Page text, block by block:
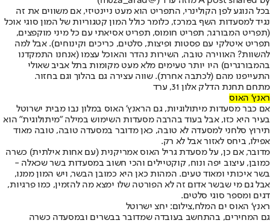
בכל הנוגע לפן הקולינרי, התפריט הוא מעט ניינטיזי, אם משווים את זה
נגיד למסעדות השף במרכז, כלומר כולל המון קטגוריות של המון סוגי אוכל
(תפריט המבורגר, תפריט חומוס, תפריט אסיאתי עם כל מיני מוקפצים,
תפריט איטלקי עם פסטות ופיצות, סלטים, כריכים וקינוחים). אבל למה
להשוות? האווירה טובה, השירות נהדר והאוכל עצמו (אנחנו התמקדנו
בהמבורגרים) היו יותר טעימים מלא מעט מקומות בתל אביב שאולי
התעייפנו מהם (לכתבה אחרת). שווה עצירה גם בהלוך וגם בחזור.
מתחם תחנת הדלק אלון 31, ערד
ראנץ' האוס
אם כבר מסעדות מיתולוגיות, גם הראנץ' האוס במלון נבו מבית ישרוטל
בעיר היא כזו, אבל בעוד בהרבה מסעדות השימוש במילה "מיתולוגית" הוא
תירוץ סלחני למסעדה לא טובה, כאן מדובר במסעדה טובה, טובה מאוד
אפילו, ביחס לאזור אבל לא רק.
מדובר, אם כן, על מסעדת גריל האוס אמריקנית (עם אחות אילתית) כשרה
כמובן, עיצוב יפה ונוח, קוקטיילים והכי חשוב במסעדות בשר שכאלה -
בשר איכותי ומאוד טעים. המהות כאן היא כמובן הבשר, ויש המון ממנו,
אבל גם מי שבשר אדום זה לא הפורטה שלו ימצא מה להזמין, כמו פרגיות,
דגים ומספר סוגי סלטים.
ראנץ' האוס ים המלח,צילום: יחצ ישרוטל
גם המחירים, בהתחשב בעובדה שמדובר בבשרים ובמסעדה כשרה